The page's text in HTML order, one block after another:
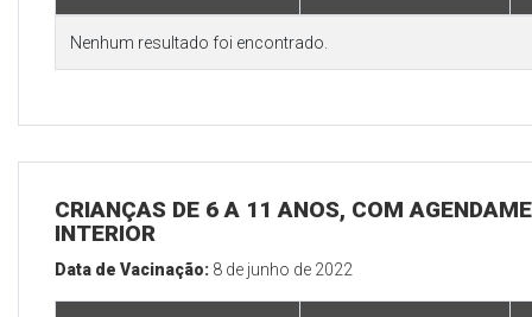
Nenhum resultado foi encontrado.
CRIANÇAS DE 6 A 11 ANOS, COM
INTERIOR
Data de Vacinação: 8 de junho de 2022